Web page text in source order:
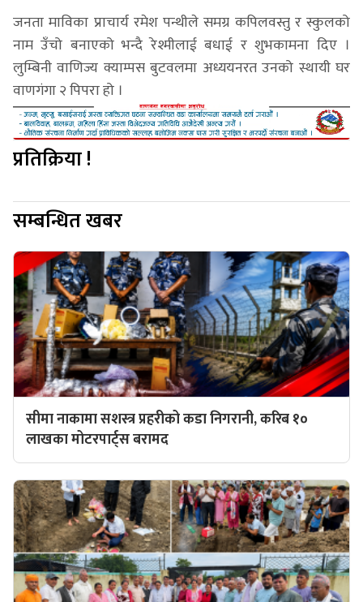
जनता माविका प्राचार्य रमेश पन्थीले समग्र कपिलवस्तु र स्कुलको
नाम उँचो बनाएको भन्दै रेश्मीलाई बधाई र शुभकामना दिए ।
लुम्बिनी वाणिज्य क्याम्पस बुटवलमा अध्ययनरत उनको स्थायी घर
वाणगंगा २ पिपरा हो ।
प्रतिक्रिया !
सम्बन्धित खबर
सीमा नाकामा सशस्त्र प्रहरीको कडा निगरानी, करिब १०
लाखका मोटरपार्ट्स बरामद